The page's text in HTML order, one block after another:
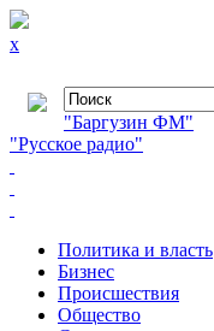
x
"Баргузин ФМ"
"Русское радио"
Политика и власть
Бизнес
Происшествия
Общество